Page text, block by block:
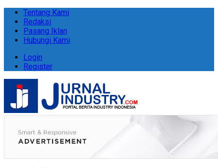
Tentang Kami
Redaksi
Pasang Iklan
Hubungi Kami
Login
Register